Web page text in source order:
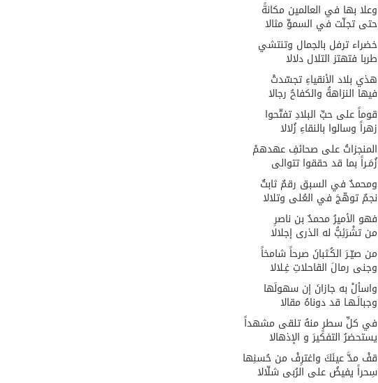
وعلا بها في العالمين مكانةً
حتى تجلّت في السموِّ مثالا
خضراء ترفل بالجمال وتنتشي
طربا فتهتز التلال دلالا
هذي بلاد الأنقياءِ تجسّدتْ
فيها النزاهةُ والكفاحُ رجالا
قوماً على حبِّ البلادِ تفتّحوا
زهراً وسالوا بالنقاءِ زُلالا
المنجزاتُ على صحائفِ عهدهمْ
زُمَـراً بما قد حققوا تتوالى
ومحمدٌ في السبق رقمٌ ثابتٌ
نجمٌ توهّجَ في العُلى وتلالا
فهو الأميرُ محمدٌ بن ناصرِ
من تشْرَئِبُّ له الذرى إجلالا
من صيّـرَ الكُـثبانَ صرحاً شامخاً
وجنى رمالَ القاحلاتِ غِـلالا
واسألْ به جازانَ إن سهولَها
وجبالَـهـا قد دوناهُ مقالا
في كلِّ سطرٍ منهُ تلقى مشهداً
يستحضرُ التفكيرَ و الإذهالا
قفْ مدَّ عينَكَ واغترِفْ من حُسنِها
سِحراً يفيضُ على الرُبى شلّالا